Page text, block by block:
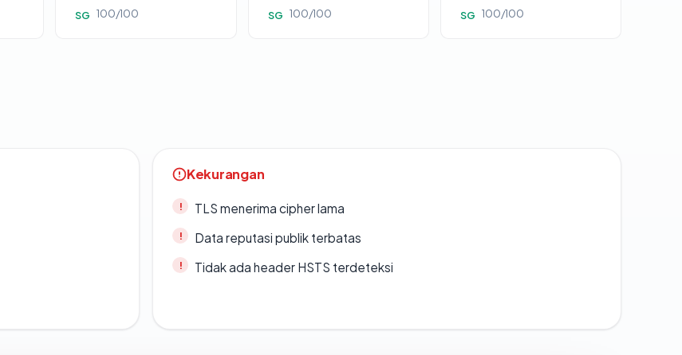
SG 100/100 SG 100/100 SG 100/100
Kekurangan
TLS menerima cipher lama
Data reputasi publik terbatas
Tidak ada header HSTS terdeteksi